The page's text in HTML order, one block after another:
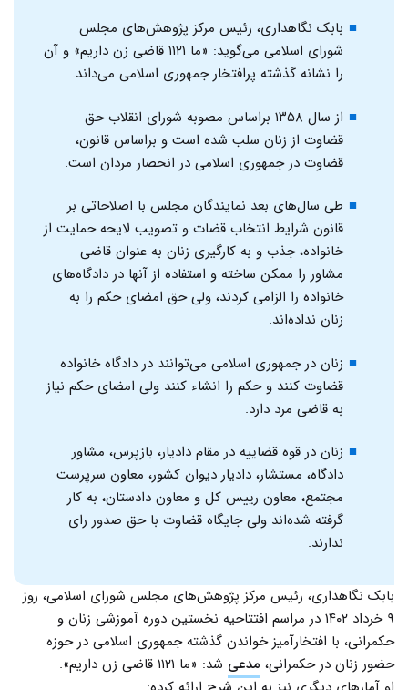
بابک نگاهداری، رئیس مرکز پژوهش‌های مجلس
شورای اسلامی می‌گوید: «ما ۱۱۲۱ قاضی زن داریم» و آن
را نشانه گذشته پرافتخار جمهوری اسلامی می‌داند.
از سال ۱۳۵۸ براساس مصوبه شورای انقلاب حق
قضاوت از زنان سلب شده است و براساس قانون،
قضاوت در جمهوری اسلامی در انحصار مردان است.
طی سال‌های بعد نمایندگان مجلس با اصلاحاتی بر
قانون شرایط انتخاب قضات و تصویب لایحه حمایت از
خانواده، جذب و به کار‌گیری زنان به عنوان قاضی
مشاور را ممکن ساخته و استفاده از آنها در دادگاه‌های
خانواده را الزامی کردند، ولی حق امضای حکم را به
زنان نداده‌اند.
زنان در جمهوری اسلامی می‌توانند در دادگاه خانواده
قضاوت کنند و حکم را انشاء کنند ولی امضای حکم نیاز
به قاضی مرد دارد.
زنان در قوه قضاییه در مقام دادیار، بازپرس، مشاور
دادگاه، مستشار، دادیار دیوان کشور، معاون سرپرست
مجتمع، معاون رییس کل و معاون دادستان، به کار
گرفته شده‌اند ولی جایگاه قضاوت با حق صدور رای
ندارند.
بابک نگاهداری، رئیس مرکز پژوهش‌های مجلس شورای اسلامی، روز
۹ خرداد ۱۴۰۲ در مراسم افتتاحیه نخستین دوره آموزشی زنان و
حکمرانی، با افتخار‌آمیز خواندن گذشته جمهوری اسلامی در حوزه
حضور زنان در حکمرانی، مدعی شد: «ما ۱۱۲۱ قاضی زن داریم».